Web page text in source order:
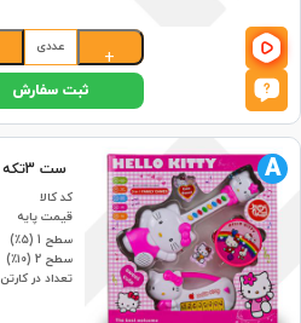
+
عددی
ثبت سفارش
کد کالا
قیمت پایه
سطح 1 (۵٪)
سطح 2 (۱۰٪)
تعداد در کارتن
A